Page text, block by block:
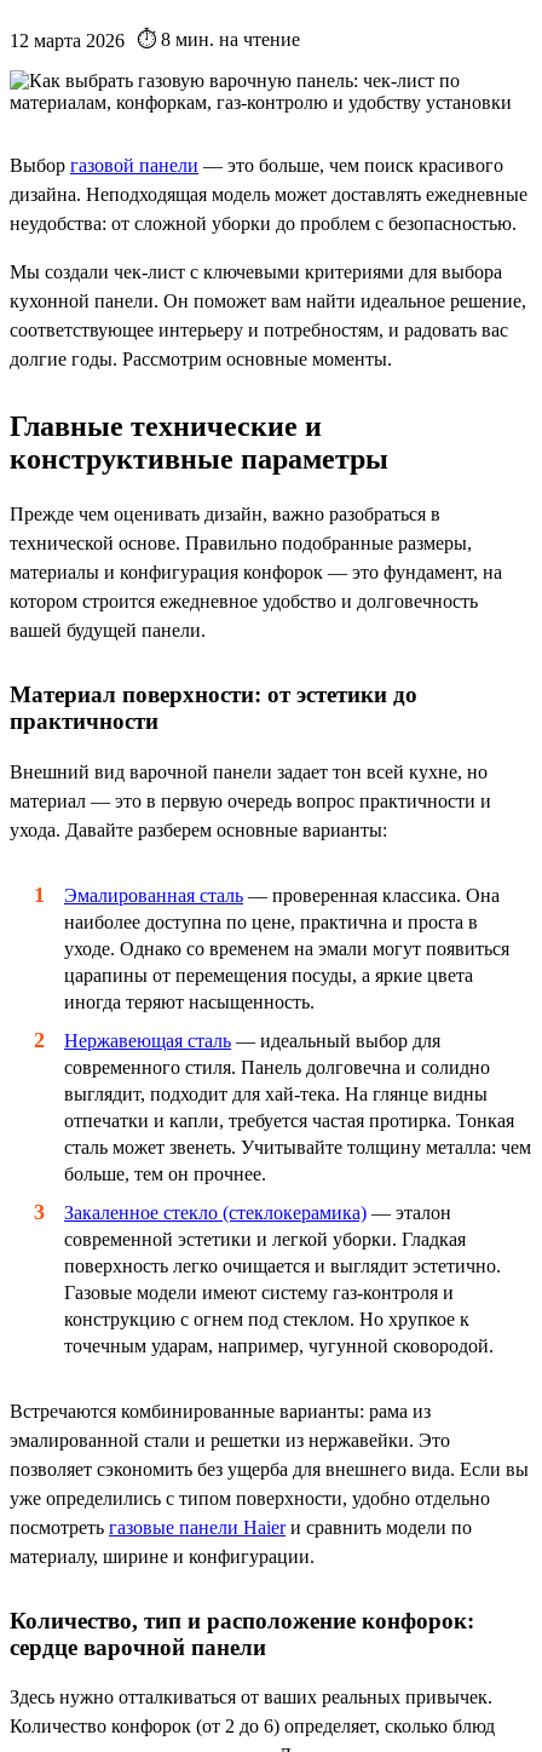
12 марта 2026 ⏱️ 8 мин. на чтение
Выбор газовой панели — это больше, чем поиск красивого
дизайна. Неподходящая модель может доставлять ежедневные
неудобства: от сложной уборки до проблем с безопасностью.
Мы создали чек-лист с ключевыми критериями для выбора
кухонной панели. Он поможет вам найти идеальное решение,
соответствующее интерьеру и потребностям, и радовать вас
долгие годы. Рассмотрим основные моменты.
Главные технические и
конструктивные параметры
Прежде чем оценивать дизайн, важно разобраться в
технической основе. Правильно подобранные размеры,
материалы и конфигурация конфорок — это фундамент, на
котором строится ежедневное удобство и долговечность
вашей будущей панели.
Материал поверхности: от эстетики до
практичности
Внешний вид варочной панели задает тон всей кухне, но
материал — это в первую очередь вопрос практичности и
ухода. Давайте разберем основные варианты:
Эмалированная сталь — проверенная классика. Она
наиболее доступна по цене, практична и проста в
уходе. Однако со временем на эмали могут появиться
царапины от перемещения посуды, а яркие цвета
иногда теряют насыщенность.
Нержавеющая сталь — идеальный выбор для
современного стиля. Панель долговечна и солидно
выглядит, подходит для хай-тека. На глянце видны
отпечатки и капли, требуется частая протирка. Тонкая
сталь может звенеть. Учитывайте толщину металла: чем
больше, тем он прочнее.
Закаленное стекло (стеклокерамика) — эталон
современной эстетики и легкой уборки. Гладкая
поверхность легко очищается и выглядит эстетично.
Газовые модели имеют систему газ-контроля и
конструкцию с огнем под стеклом. Но хрупкое к
точечным ударам, например, чугунной сковородой.
Встречаются комбинированные варианты: рама из
эмалированной стали и решетки из нержавейки. Это
позволяет сэкономить без ущерба для внешнего вида. Если вы
уже определились с типом поверхности, удобно отдельно
посмотреть газовые панели Haierи сравнить модели по
материалу, ширине и конфигурации.
Количество, тип и расположение конфорок:
сердце варочной панели
Здесь нужно отталкиваться от ваших реальных привычек.
Количество конфорок (от 2 до 6) определяет, сколько блюд